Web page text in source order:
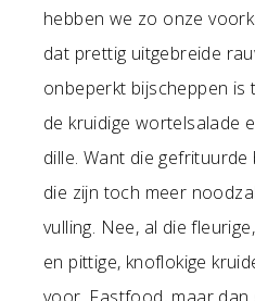
hebben we zo onze
dat prettig uitgebreide
onbeperkt bijscheppen is
de kruidige wortelsalade
dille. Want die
die zijn toch meer
vulling. Nee, al die
en pittige, knoflokige